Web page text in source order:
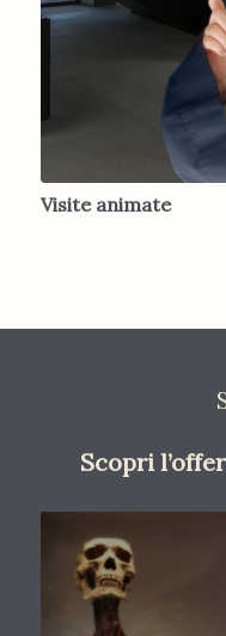
Visite animate
Scopri